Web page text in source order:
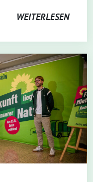
WEITERLESEN